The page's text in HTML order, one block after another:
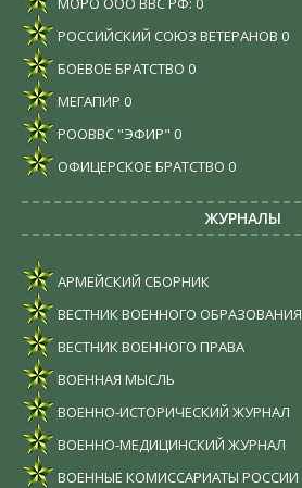
РОССИЙСКИЙ СОЮЗ ВЕТЕРАНОВ 0
БОЕВОЕ БРАТСТВО 0
МЕГАПИР 0
РООВВС "ЭФИР" 0
ОФИЦЕРСКОЕ БРАТСТВО 0
ЖУРНАЛЫ
АРМЕЙСКИЙ СБОРНИК
ВЕСТНИК ВОЕННОГО ОБРАЗОВАНИЯ
ВЕСТНИК ВОЕННОГО ПРАВА
ВОЕННАЯ МЫСЛЬ
ВОЕННО-ИСТОРИЧЕСКИЙ ЖУРНАЛ
ВОЕННО-МЕДИЦИНСКИЙ ЖУРНАЛ
ВОЕННЫЕ КОМИССАРИАТЫ РОССИИ